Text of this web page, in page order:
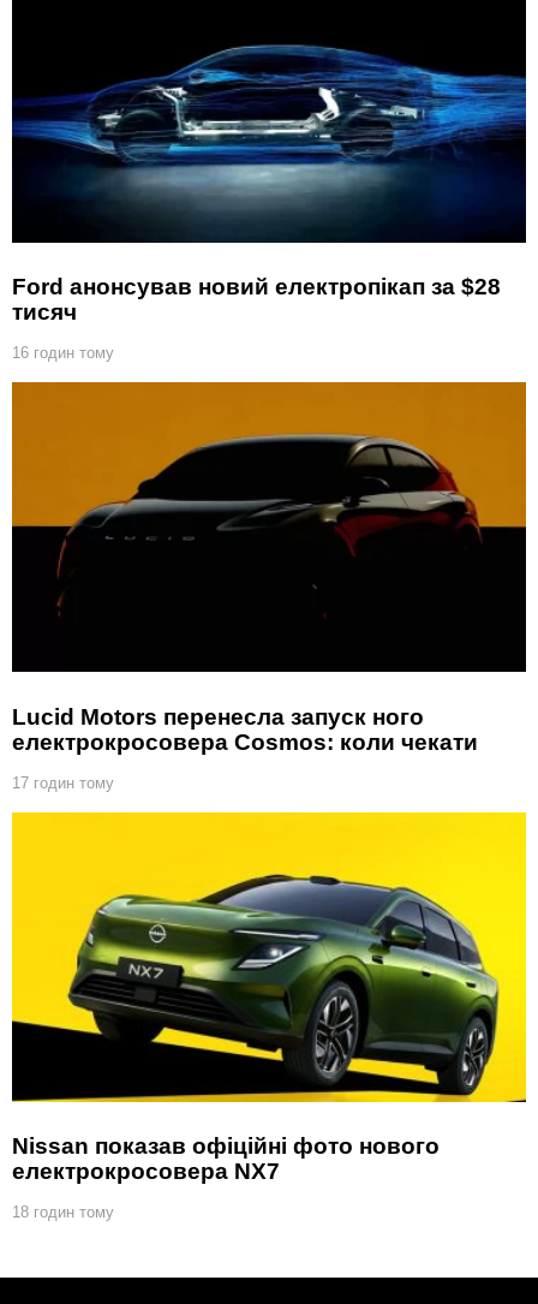
Ford анонсував новий електропікап за $28
тисяч
16 годин тому
Lucid Motors перенесла запуск ного
електрокросовера Cosmos: коли чекати
17 годин тому
Nissan показав офіційні фото нового
електрокросовера NX7
18 годин тому